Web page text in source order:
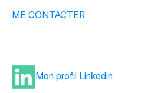
ME CONTACTER
Mon profil Linkedin